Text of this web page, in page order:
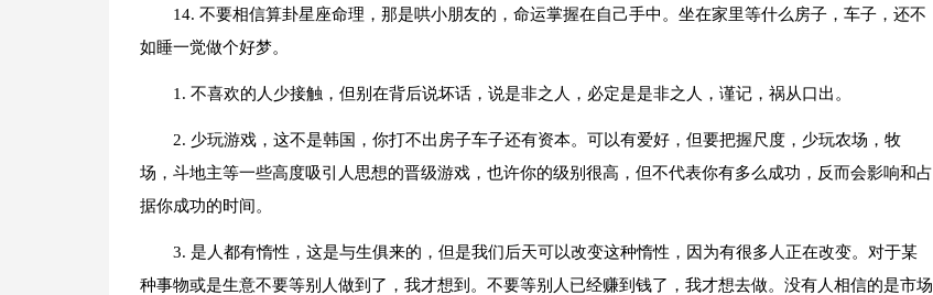
14. 不要相信算卦星座命理，那是哄小朋友的，命运掌握在自己手中。坐在家里等什么房子，车子，还不
如睡一觉做个好梦。
1. 不喜欢的人少接触，但别在背后说坏话，说是非之人，必定是是非之人，谨记，祸从口出。
2. 少玩游戏，这不是韩国，你打不出房子车子还有资本。可以有爱好，但要把握尺度，少玩农场，牧
场，斗地主等一些高度吸引人思想的晋级游戏，也许你的级别很高，但不代表你有多么成功，反而会影响和占
据你成功的时间。
3. 是人都有惰性，这是与生俱来的，但是我们后天可以改变这种惰性，因为有很多人正在改变。对于某
种事物或是生意不要等别人做到了，我才想到。不要等别人已经赚到钱了，我才想去做。没有人相信的是市场